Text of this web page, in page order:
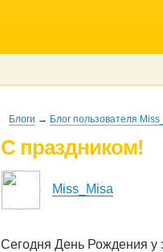
Блоги → Блог пользователя
С праздником!
Miss_Misa
Сегодня День Рождения у